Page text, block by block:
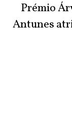
Prémio
Antunes